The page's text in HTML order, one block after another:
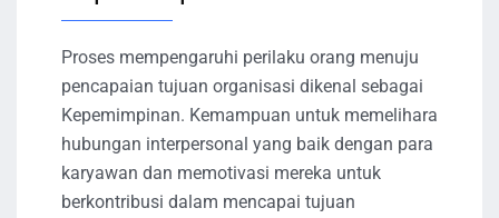
Proses mempengaruhi perilaku orang menuju
pencapaian tujuan organisasi dikenal sebagai
Kepemimpinan. Kemampuan untuk memelihara
hubungan interpersonal yang baik dengan para
karyawan dan memotivasi mereka untuk
berkontribusi dalam mencapai tujuan